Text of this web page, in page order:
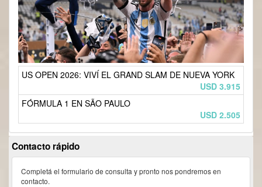
US OPEN 2026: VIVÍ EL GRAND SLAM DE NUEVA YORK
USD 3.915
FÓRMULA 1 EN SÃO PAULO
USD 2.505
Contacto rápido
Completá el formulario de consulta y pronto nos pondremos en
contacto.